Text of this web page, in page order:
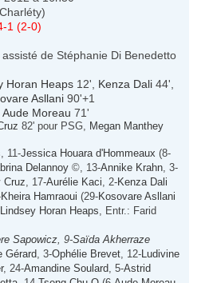
1 (2-0)
de Stéphanie Di Benedetto
Horan Heaps 12', Kenza Dali 44',
Asllani 90'+1
Aude Moreau 71'
82' pour PSG,
Megan Manthey
, 11-Jessica Houara d'Hommeaux (8-
Delannoy ©, 13-Annike Krahn , 3-
Cruz , 17-Aurélie Kaci , 2-Kenza Dali
Kheira Hamraoui (29-Kosovare Asllani
Lindsey Horan Heaps , Entr.: Farid
Sapowicz , 9-Saïda Akherraze
Gérard , 3-Ophélie Brevet , 12- Ludivine
, 24-Amandine Soulard , 5-Astrid